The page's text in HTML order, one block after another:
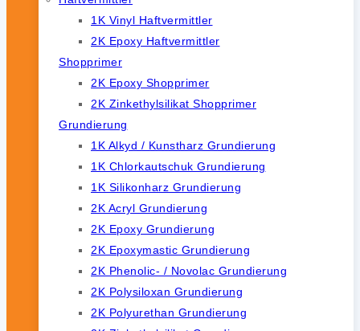
1K Vinyl Haftvermittler
2K Epoxy Haftvermittler
Shopprimer
2K Epoxy Shopprimer
2K Zinkethylsilikat Shopprimer
Grundierung
1K Alkyd / Kunstharz Grundierung
1K Chlorkautschuk Grundierung
1K Silikonharz Grundierung
2K Acryl Grundierung
2K Epoxy Grundierung
2K Epoxymastic Grundierung
2K Phenolic- / Novolac Grundierung
2K Polysiloxan Grundierung
2K Polyurethan Grundierung